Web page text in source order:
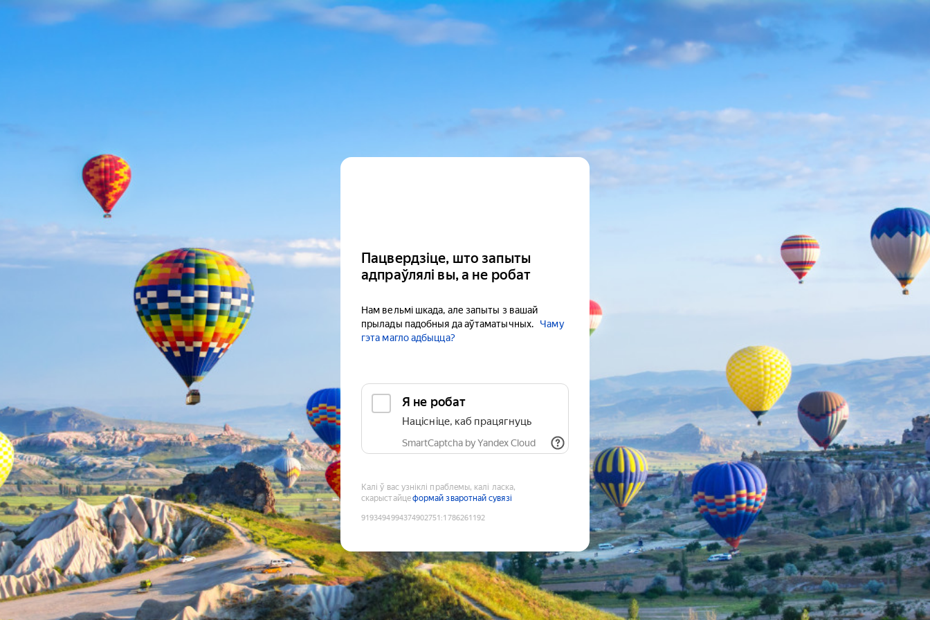
Пацвердзіце, што запыты
адпраўлялі вы, а не робат
Нам вельмі шкада, але запыты з вашай
прылады падобныя да аўтаматычных.
Чаму
гэта магло адбыцца?
Я не робат
Націсніце, каб працягнуць
SmartCaptcha by Yandex Cloud
Калі ў вас узніклі праблемы, калі ласка,
скарыстайцеформай зваротнай сувязі
9193494994374902751 :1786261192